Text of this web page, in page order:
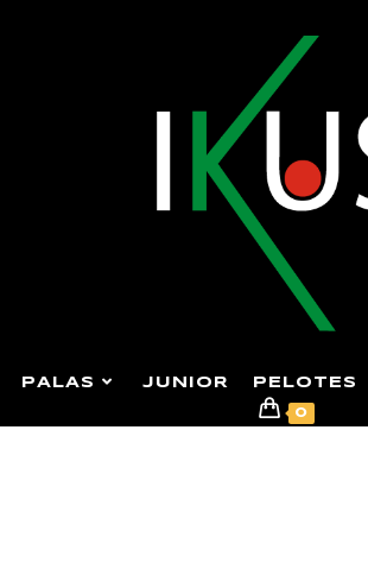
PALAS JUNIOR PELOTES
0